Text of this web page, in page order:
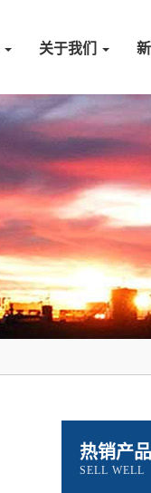
关于我们
热销产品
SELL WELL